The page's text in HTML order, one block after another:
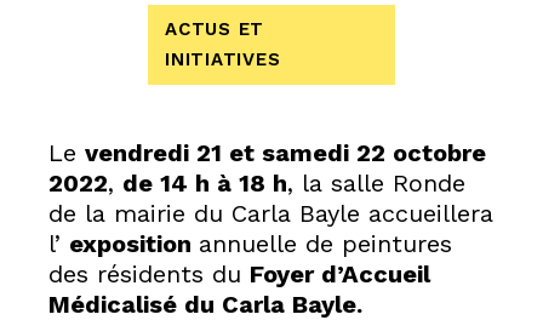
ACTUS ET
INITIATIVES
Le vendredi 21 et samedi 22 octobre
2022, de 14 h à 18 h, la salle Ronde
de la mairie du Carla Bayle accueillera
l’ exposition annuelle de peintures
des résidents du Foyer d’Accueil
Médicalisé du Carla Bayle.